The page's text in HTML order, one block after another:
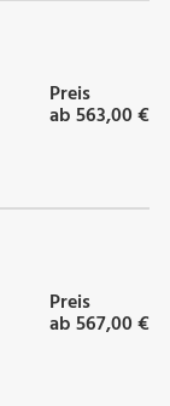
Preis
ab 563,00 €
Preis
ab 567,00 €